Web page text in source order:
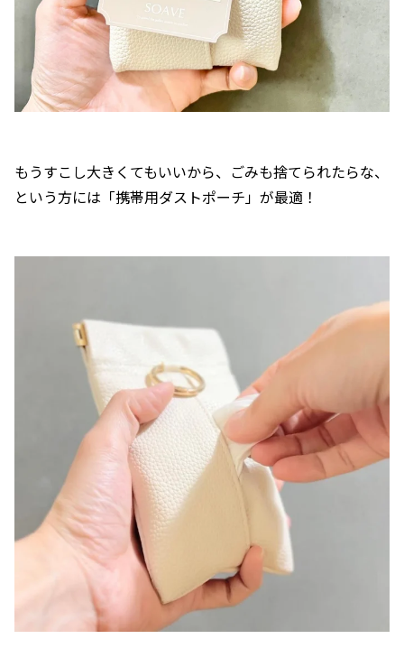
もうすこし大きくてもいいから、ごみも捨てられたらな、
という方には「携帯用ダストポーチ」が最適！